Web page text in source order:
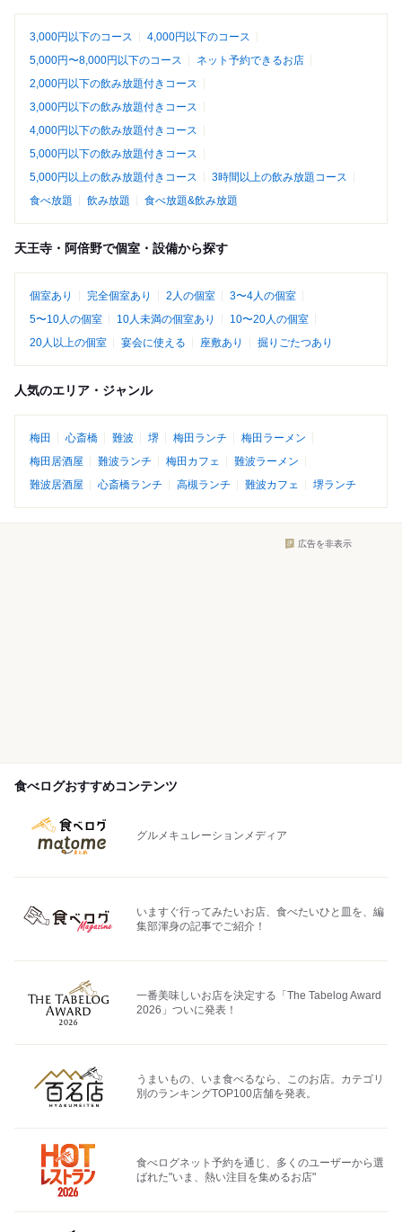
3,000円以下のコース
4,000円以下のコース
5,000円〜8,000円以下のコース
ネット予約できるお店
2,000円以下の飲み放題付きコース
3,000円以下の飲み放題付きコース
4,000円以下の飲み放題付きコース
5,000円以下の飲み放題付きコース
5,000円以上の飲み放題付きコース
3時間以上の飲み放題コース
食べ放題
飲み放題 食べ放題&飲み放題
天王寺・阿倍野で個室・設備から探す
個室あり 完全個室あり 2人の個室
3〜4人の個室
5〜10人の個室
10人未満の個室あり
10〜20人の個室
20人以上の個室
宴会に使える 座敷あり 掘りごたつあり
人気のエリア・ジャンル
梅田 心斎橋 難波 堺 梅田ランチ
梅田ラーメン
梅田居酒屋
難波ランチ 梅田カフェ
難波ラーメン
難波居酒屋
心斎橋ランチ 高槻ランチ 難波カフェ 堺ランチ
広告を非表示
食べログおすすめコンテンツ
グルメキュレーションメディア
いますぐ行ってみたいお店、食べたいひと皿を、編
集部渾身の記事でご紹介！
一番美味しいお店を決定する「The Tabelog Award
2026」ついに発表！
うまいもの、いま食べるなら、このお店。カテゴリ
別のランキングTOP100店舗を発表。
食べログネット予約を通じ、多くのユーザーから選
ばれた"いま、熱い注目を集めるお店"